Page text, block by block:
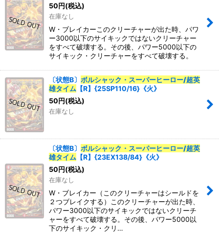
50 円(税込)
在庫なし
W・ブレイカーこのクリーチャーが出た時、パワ
ー3000以下のサイキックではないクリーチャー
をすべて破壊する。その後、パワー5000以下の
サイキック・クリーチャーをすべて破壊する。
〔状態B〕 ボルシャック・スーパーヒーロー/超英
雄タイム 【R】{25SP110/16}《火》
50 円(税込)
在庫なし
〔状態B〕 ボルシャック・スーパーヒーロー/超英
雄タイム 【R】{23EX138/84}《火》
50 円(税込)
在庫なし
W・ブレイカー（このクリーチャーはシールドを
２つブレイクする）このクリーチャーが出た時、
パワー3000以下のサイキックではないクリーチ
ャーをすべて破壊する。その後、パワー5000以
下のサイキック・クリ…